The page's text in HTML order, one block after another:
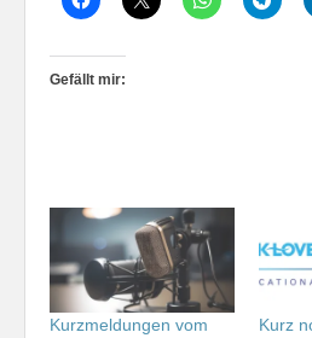
Gefällt mir:
Kurzmeldungen vom
Kurz